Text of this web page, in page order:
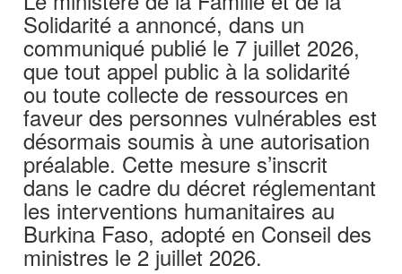
Solidarité a annoncé, dans un
communiqué publié le 7 juillet 2026,
que tout appel public à la solidarité
ou toute collecte de ressources en
faveur des personnes vulnérables est
désormais soumis à une autorisation
préalable. Cette mesure s’inscrit
dans le cadre du décret réglementant
les interventions humanitaires au
Burkina Faso, adopté en Conseil des
ministres le 2 juillet 2026.